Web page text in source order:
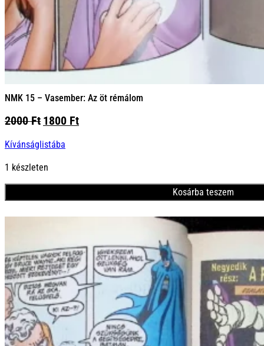
NMK 15 – Vasember: Az öt rémálom
2000Ft Original
was:
1800 FtCurrent
Kívánságlistába
1 készleten
Kosárba teszem